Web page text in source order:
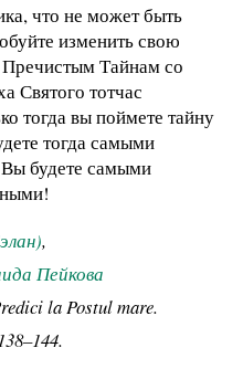
что не может быть
изменить свою
Пречистым Тайнам со
Святого тотчас
тогда вы поймете тайну
тогда самыми
будете самыми
,
Пейкова
la Postul mare.